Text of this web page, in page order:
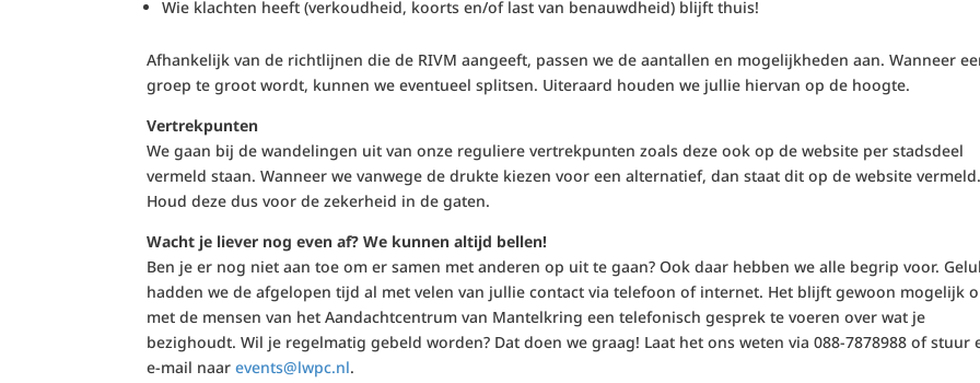
Wie klachten heeft (verkoudheid, koorts en/of last van benauwdheid) blijft thuis!
Afhankelijk van de richtlijnen die de RIVM aangeeft, passen we de aantallen en mogelijkheden aan. Wanneer
groep te groot wordt, kunnen we eventueel splitsen. Uiteraard houden we jullie hiervan op de hoogte.
Vertrekpunten
We gaan bij de wandelingen uit van onze reguliere vertrekpunten zoals deze ook op de website per stadsdeel
vermeld staan. Wanneer we vanwege de drukte kiezen voor een alternatief, dan staat dit op de website
Houd deze dus voor de zekerheid in de gaten.
Wacht je liever nog even af? We kunnen altijd bellen!
Ben je er nog niet aan toe om er samen met anderen op uit te gaan? Ook daar hebben we alle begrip voor.
hadden we de afgelopen tijd al met velen van jullie contact via telefoon of internet. Het blijft gewoon mogelijk
met de mensen van het Aandachtcentrum van Mantelkring een telefonisch gesprek te voeren over wat je
bezighoudt. Wil je regelmatig gebeld worden? Dat doen we graag! Laat het ons weten via 088-7878988 of stuur
e-mail naar events@lwpc.nl.